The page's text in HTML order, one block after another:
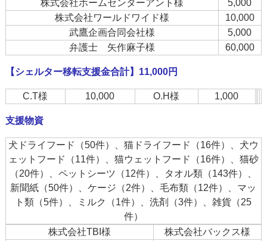
株式会社ホームセンターアント様
5,000
株式会社ワールドワイド様
10,000
武鷹企画合同会社様
5,000
弁護士 矢作麻子様
60,000
【シェルター移転支援金合計】11,000円
C.T様 10,000 O.H様 1,000
支援物資
犬ドライフード（50件）、猫ドライフード（16件）、犬ウ
ェットフード（11件）、猫ウェットフード（16件）、猫砂
（20件）、ペットシーツ（12件）、タオル類（143件）、
新聞紙（50件）、ケージ（2件）、毛布類（12件）、マッ
ト類（5件）、ミルク（1件）、洗剤（3件）、雑貨（25
件）
株式会社TBI様
株式会社バックス様